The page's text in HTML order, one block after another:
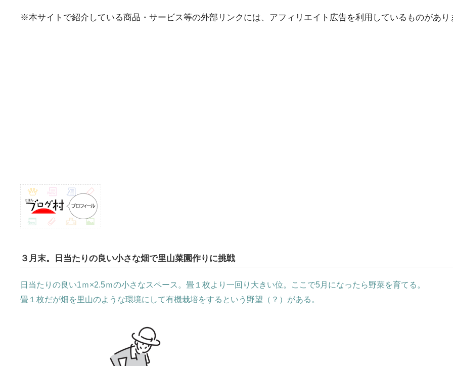
※本サイトで紹介している商品・サービス等の外部リンクには、アフィリエイト広告を利用しているものがあり
３月末。日当たりの良い小さな畑で里山菜園作りに挑戦
日当たりの良い1ｍ×2.5ｍの小さなスペース。畳１枚より一回り大きい位。ここで5月になったら野菜を育てる。
畳１枚だが畑を里山のような環境にして有機栽培をするという野望（？）がある。